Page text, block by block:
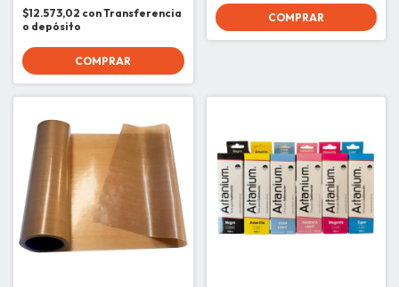
$12.573,02 conTransferencia
o depósito
COMPRAR
COMPRAR